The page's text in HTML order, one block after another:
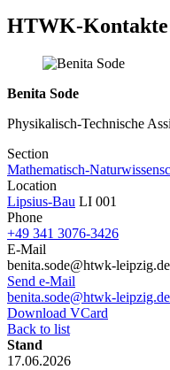
HTWK-
Benita Sode
Physikalisch-Technische
Section
Mathematisch-
Location
Lipsius-Bau LI 001
Phone
+49 341 3076-3426
E-Mail
benita.sode@htwk-leipzig.de
Send e-Mail
benita.sode@htwk-leipzig.de
Download VCard
Back to list
Stand
17.06.2026